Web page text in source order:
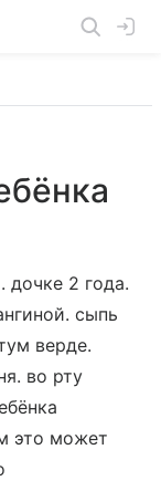
дочке 2 года.
сыпь
верде.
во рту
это может